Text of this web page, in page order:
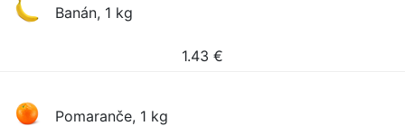
Banán, 1 kg
1.43 €
Pomaranče, 1 kg